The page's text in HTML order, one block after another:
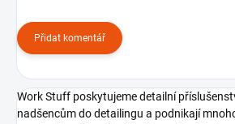
Přidat komentář
Work Stuff poskytujeme detailní
nadšencům do detailingu a podnikají